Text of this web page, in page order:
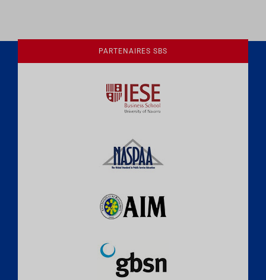
Une culture de l'éthique et de
l'apprentissage
PARTENAIRES SBS